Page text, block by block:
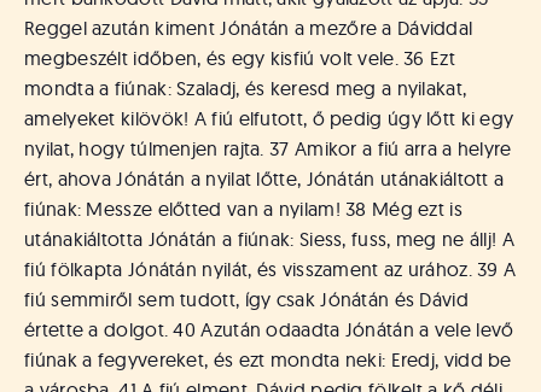
Reggel azután kiment Jónátán a mezőre a Dáviddal
megbeszélt időben, és egy kisfiú volt vele. 36 Ezt
mondta a fiúnak: Szaladj, és keresd meg a nyilakat,
amelyeket kilövök! A fiú elfutott, ő pedig úgy lőtt ki egy
nyilat, hogy túlmenjen rajta. 37 Amikor a fiú arra a helyre
ért, ahova Jónátán a nyilat lőtte, Jónátán utánakiáltott a
fiúnak: Messze előtted van a nyilam! 38 Még ezt is
utánakiáltotta Jónátán a fiúnak: Siess, fuss, meg ne állj! A
fiú fölkapta Jónátán nyilát, és visszament az urához. 39 A
fiú semmiről sem tudott, így csak Jónátán és Dávid
értette a dolgot. 40 Azután odaadta Jónátán a vele levő
fiúnak a fegyvereket, és ezt mondta neki: Eredj, vidd be